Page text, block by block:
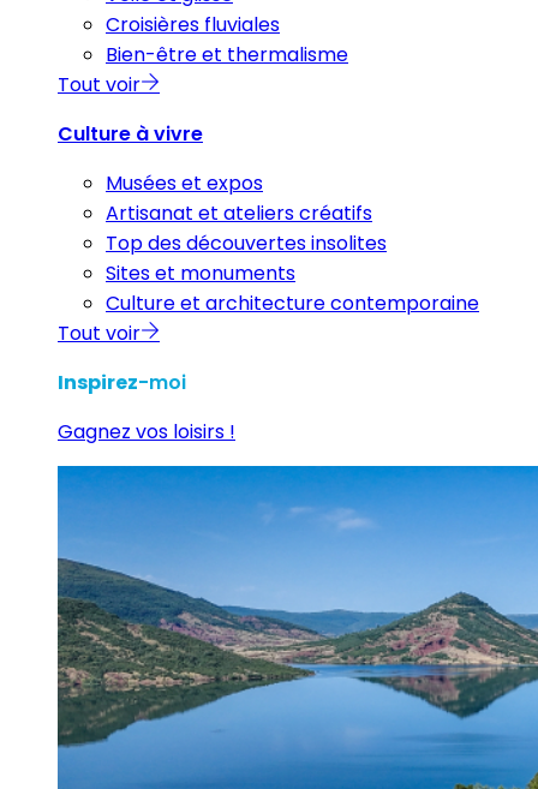
Croisières fluviales
Bien-être et thermalisme
Tout voir
Culture à vivre
Musées et expos
Artisanat et ateliers créatifs
Top des découvertes insolites
Sites et monuments
Culture et architecture contemporaine
Tout voir
Inspirez-moi
Gagnez vos loisirs !